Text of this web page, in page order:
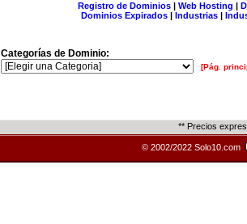
Registro de Dominios| Web Hosting |
Dominios Expirados | Industrias |
Categorías de Dominio:
[Pág.
** Precios
© 2002/2022 Solo10.com